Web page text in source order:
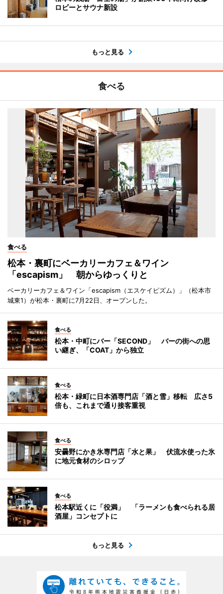
ロビーとサウナ新設
もっと見る
食べる
食べる
松本・裏町にベーカリーカフェ＆ワイン
「escapism」 朝からゆっくりと
ベーカリーカフェ＆ワイン「escapism（エスケイピズム）」（松本市
城東1）が松本・裏町に7月22日、オープンした。
食べる
松本・中町にバー「SECOND」 バーの街への思
い継ぎ、「COAT」から独立
食べる
松本・緑町に日本酒専門店「酒と雪」移転 広さ5
倍も、これまで通り接客重視
食べる
安曇野にかき氷専門店「水と果」 伏流水使った氷
に地元食材のシロップ
食べる
松本駅近くに「役満」 「ラーメンも食べられる居
酒屋」コンセプトに
もっと見る